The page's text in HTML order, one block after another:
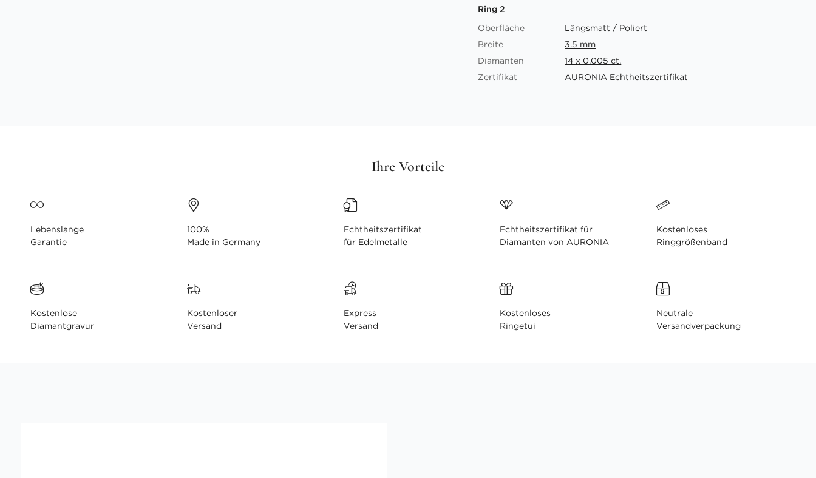
Ring 2
Oberfläche
Längsmatt / Poliert
Breite
3.5 mm
Diamanten
14 x 0.005 ct.
Zertifikat
AURONIA Echtheitszertifikat
Ihre Vorteile
Lebenslange
Garantie
100%
Made in Germany
Echtheitszertifikat
für Edelmetalle
Echtheitszertifikat für
Diamanten von AURONIA
Kostenloses
Ringgrößenband
Kostenlose
Diamantgravur
Kostenloser
Versand
Express
Versand
Kostenloses
Ringetui
Neutrale
Versandverpackung